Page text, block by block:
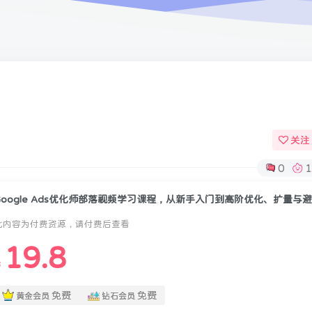
关注
0
内容为付费资源，请付费后查看
19.8
黄金会员 免费 钻石会员 免费